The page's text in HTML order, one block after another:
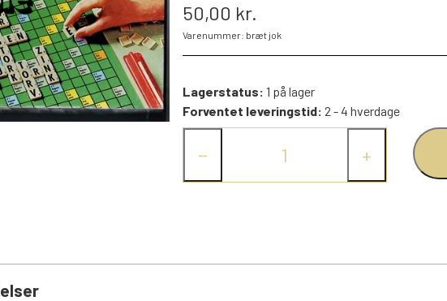
FIRKORT
SORTEPER
ÆSELSPIL
ALLE DE ANDRE SPIL
MINI-KØBMANDSVARER
PEZ DISPENSERE
RETRO TING TIL DUKKEHUSE
TROLDE FIGURER
50,00 kr.
Varenummer: bræt jok
Lagerstatus: 1 på lager
Forventet leveringstid: 2 - 4 hverdage
− +